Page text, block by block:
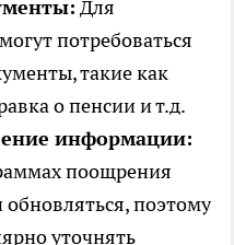
Для
потребоваться
такие как
о пенсии и т.д.
информации:
поощрения
поэтому
уточнять